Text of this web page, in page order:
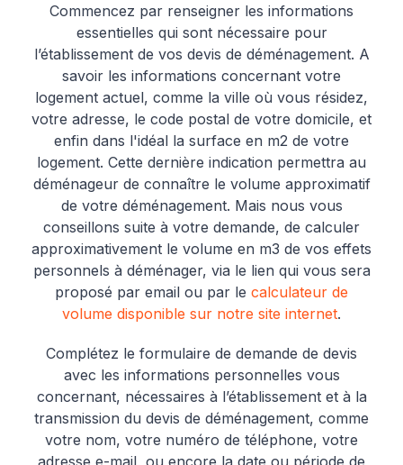
Commencez par renseigner les informations
essentielles qui sont nécessaire pour
l’établissement de vos devis de déménagement. A
savoir les informations concernant votre
logement actuel, comme la ville où vous résidez,
votre adresse, le code postal de votre domicile, et
enfin dans l'idéal la surface en m2 de votre
logement. Cette dernière indication permettra au
déménageur de connaître le volume approximatif
de votre déménagement. Mais nous vous
conseillons suite à votre demande, de calculer
approximativement le volume en m3 de vos effets
personnels à déménager, via le lien qui vous sera
proposé par email ou par le calculateur de
volume disponible sur notre site internet.
Complétez le formulaire de demande de devis
avec les informations personnelles vous
concernant, nécessaires à l’établissement et à la
transmission du devis de déménagement, comme
votre nom, votre numéro de téléphone, votre
adresse e-mail, ou encore la date ou période de